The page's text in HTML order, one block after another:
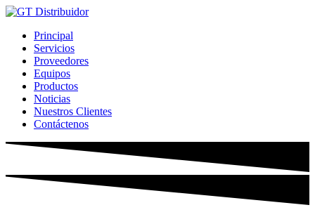
Ir
contenidoPrincipal
Servicios
Proveedores
Equipos
Productos
Noticias
Nuestros Clientes
Contáctenos